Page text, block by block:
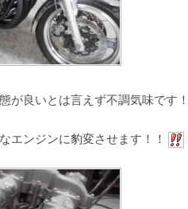
が良いとは言えず不調気味です
エンジンに豹変させます！！